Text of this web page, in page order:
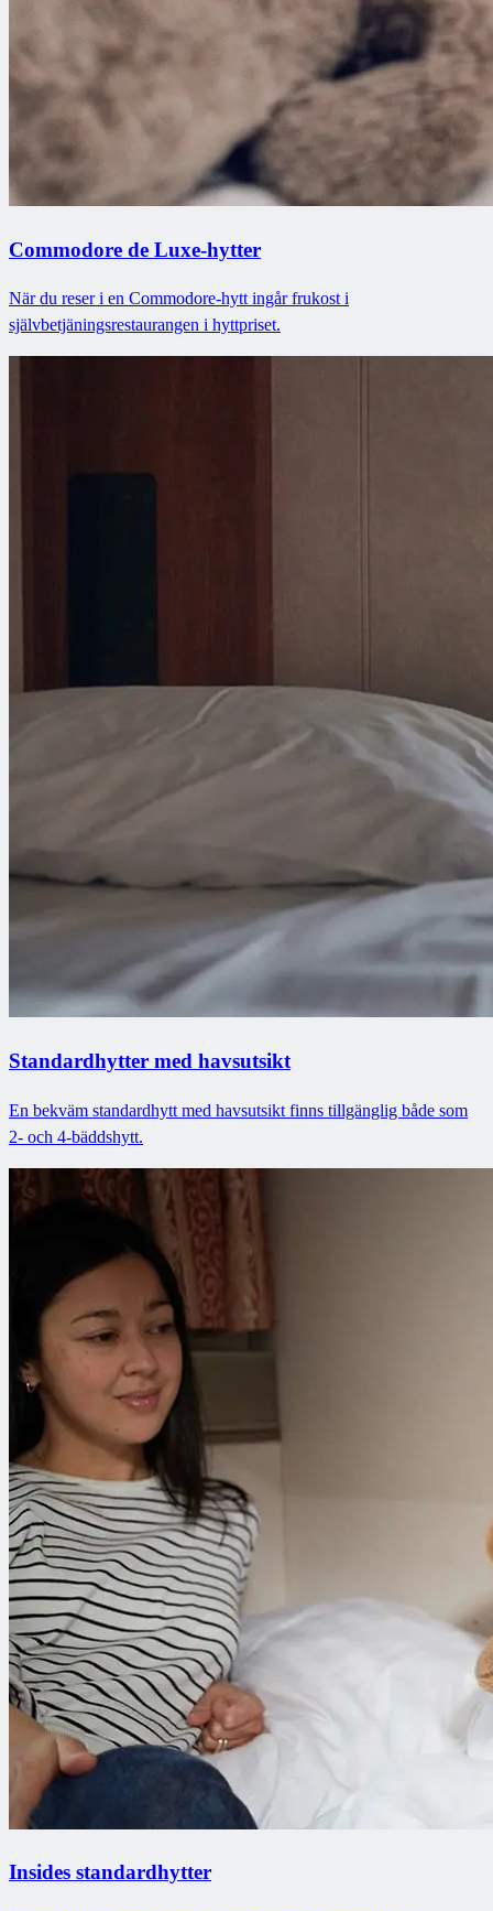
Commodore de Luxe-hytter
När du reser i en Commodore-hytt ingår frukost i
självbetjäningsrestaurangen i hyttpriset.
Standardhytter med havsutsikt
En bekväm standardhytt med havsutsikt finns tillgänglig både som
2- och 4-bäddshytt.
Insides standardhytter